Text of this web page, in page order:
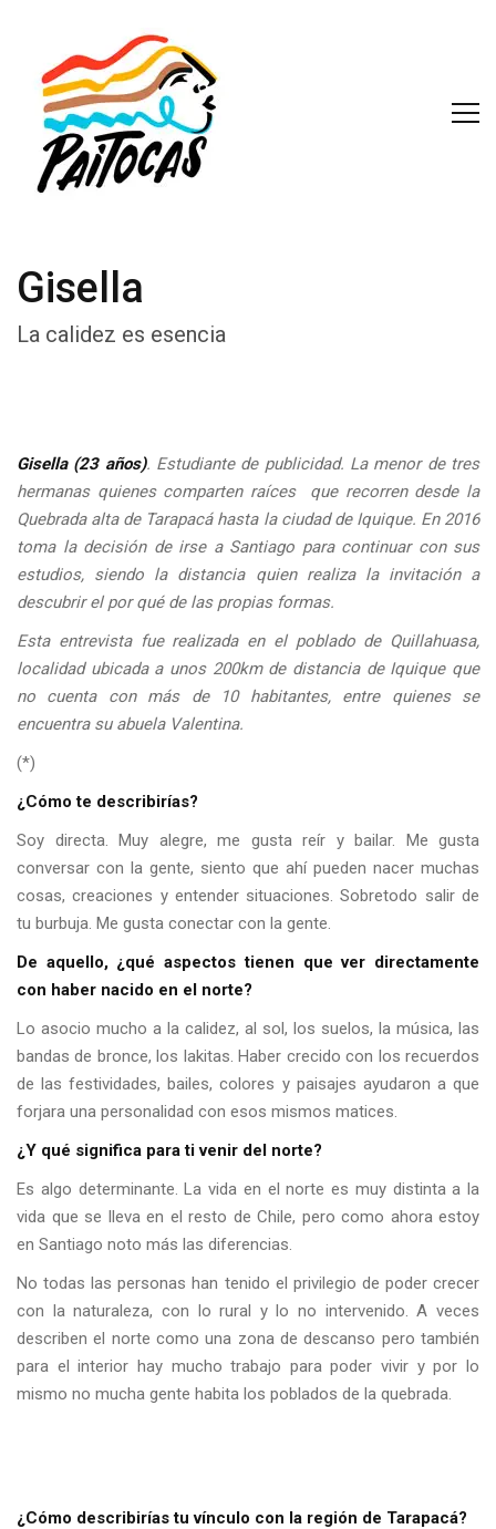
Gisella
La calidez es esencia
Gisella (23 años). Estudiante de publicidad. La menor de tres
hermanas quienes comparten raíces que recorren desde la
Quebrada alta de Tarapacá hasta la ciudad de Iquique. En 2016
toma la decisión de irse a Santiago para continuar con sus
estudios, siendo la distancia quien realiza la invitación a
descubrir el por qué de las propias formas.
Esta entrevista fue realizada en el poblado de Quillahuasa,
localidad ubicada a unos 200km de distancia de Iquique que
no cuenta con más de 10 habitantes, entre quienes se
encuentra su abuela Valentina.
(*)
¿Cómo te describirías?
Soy directa. Muy alegre, me gusta reír y bailar. Me gusta
conversar con la gente, siento que ahí pueden nacer muchas
cosas, creaciones y entender situaciones. Sobretodo salir de
tu burbuja. Me gusta conectar con la gente.
De aquello, ¿qué aspectos tienen que ver directamente
con haber nacido en el norte?
Lo asocio mucho a la calidez, al sol, los suelos, la música, las
bandas de bronce, los lakitas. Haber crecido con los recuerdos
de las festividades, bailes, colores y paisajes ayudaron a que
forjara una personalidad con esos mismos matices.
¿Y qué significa para ti venir del norte?
Es algo determinante. La vida en el norte es muy distinta a la
vida que se lleva en el resto de Chile, pero como ahora estoy
en Santiago noto más las diferencias.
No todas las personas han tenido el privilegio de poder crecer
con la naturaleza, con lo rural y lo no intervenido. A veces
describen el norte como una zona de descanso pero también
para el interior hay mucho trabajo para poder vivir y por lo
mismo no mucha gente habita los poblados de la quebrada.
¿Cómo describirías tu vínculo con la región de Tarapacá?